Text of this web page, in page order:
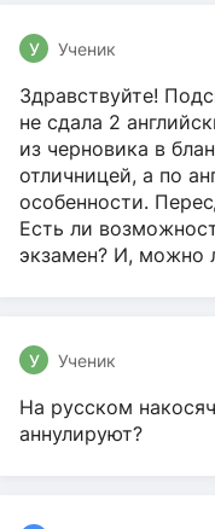
У Ученик
Здравствуйте!
не сдала 2
из черновика в
отличницей, а по
особенности.
Есть ли
экзамен? И, можно
У Ученик
На русском
аннулируют?